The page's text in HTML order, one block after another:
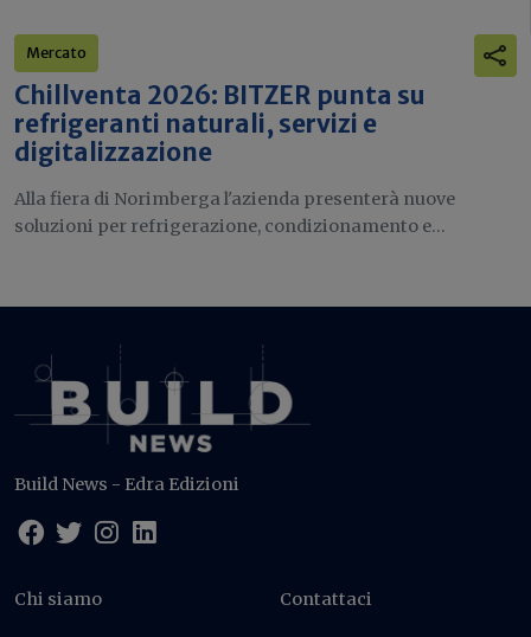
Mercato
Chillventa 2026: BITZER punta su
refrigeranti naturali, servizi e
digitalizzazione
Alla fiera di Norimberga l'azienda presenterà nuove
soluzioni per refrigerazione, condizionamento e...
Build News - Edra Edizioni
Chi siamo Contattaci